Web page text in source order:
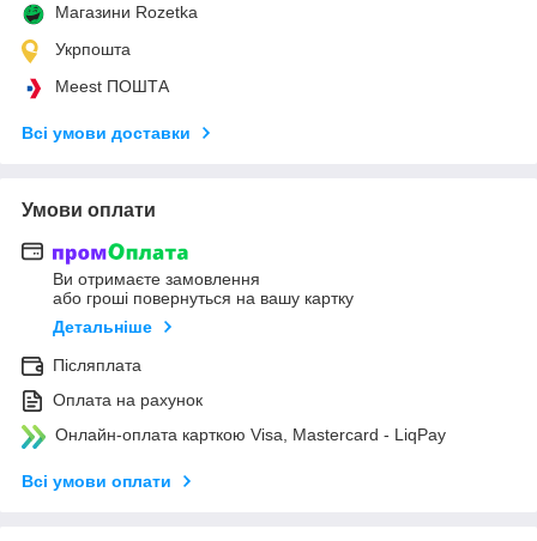
Магазини Rozetka
Укрпошта
Meest ПОШТА
Всі умови доставки
Умови оплати
Ви отримаєте замовлення
або гроші повернуться на вашу картку
Детальніше
Післяплата
Оплата на рахунок
Онлайн-оплата карткою Visa, Mastercard - LiqPay
Всі умови оплати